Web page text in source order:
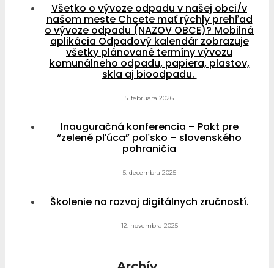
Všetko o vývoze odpadu v našej obci/v
našom meste Chcete mať rýchly prehľad
o vývoze odpadu (NAZOV OBCE)? Mobilná
aplikácia Odpadový kalendár zobrazuje
všetky plánované termíny vývozu
komunálneho odpadu, papiera, plastov,
skla aj bioodpadu.
5. februára 2026
Inauguračná konferencia – Pakt pre
“zelené pľúca” poľsko – slovenského
pohraničia
5. decembra 2025
Školenie na rozvoj digitálnych zručností.
12. novembra 2025